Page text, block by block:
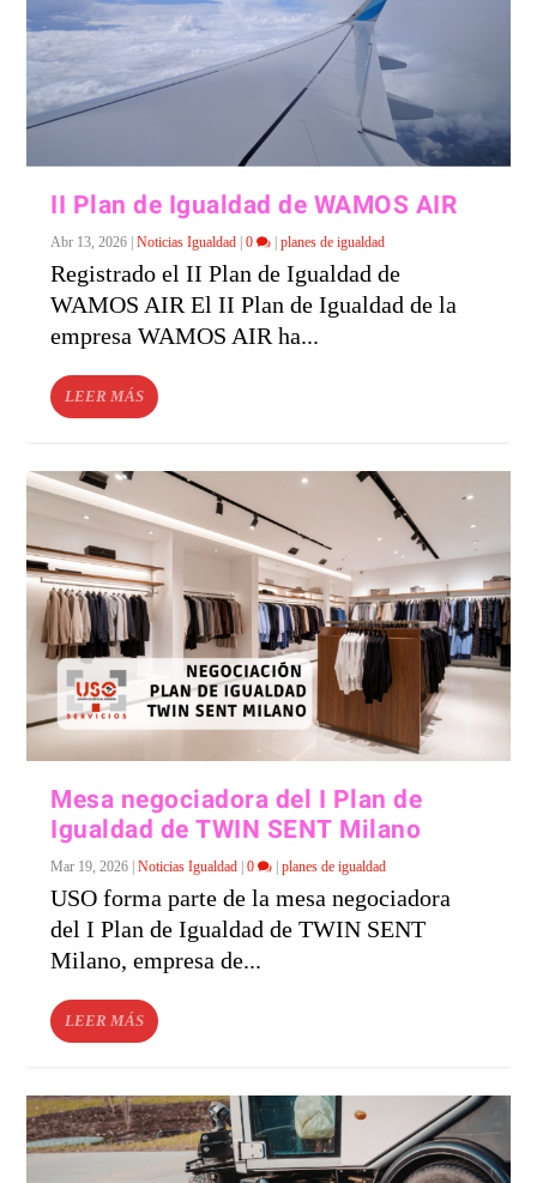
II Plan de Igualdad de WAMOS AIR
Abr 13, 2026 |Noticias Igualdad |0 |planes de igualdad
Registrado el II Plan de Igualdad de
WAMOS AIR El II Plan de Igualdad de la
empresa WAMOS AIR ha...
LEER MÁS
Mesa negociadora del I Plan de
Igualdad de TWIN SENT Milano
Mar 19, 2026 |Noticias Igualdad |0 |planes de igualdad
USO forma parte de la mesa negociadora
del I Plan de Igualdad de TWIN SENT
Milano, empresa de...
LEER MÁS